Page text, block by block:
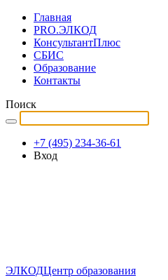
Главная
PRO.ЭЛКОД
КонсультантПлюс
СБИС
Образование
Контакты
Поиск
+7 (495) 234-36-61
Вход
ЭЛКОДЦентр образования